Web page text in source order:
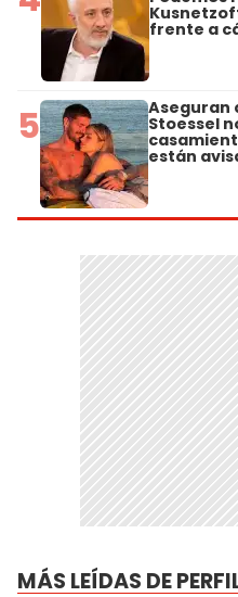
frente a
5 Aseguran
Stoessel
están
MÁS LEÍDAS DE